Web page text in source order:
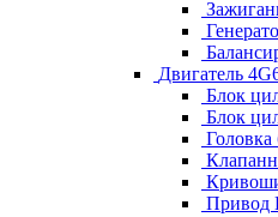
Двигатель
Блок
Блок
Привод